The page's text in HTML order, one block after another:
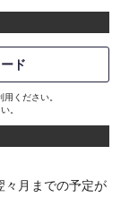
ド
ください。
。
々月までの予定が